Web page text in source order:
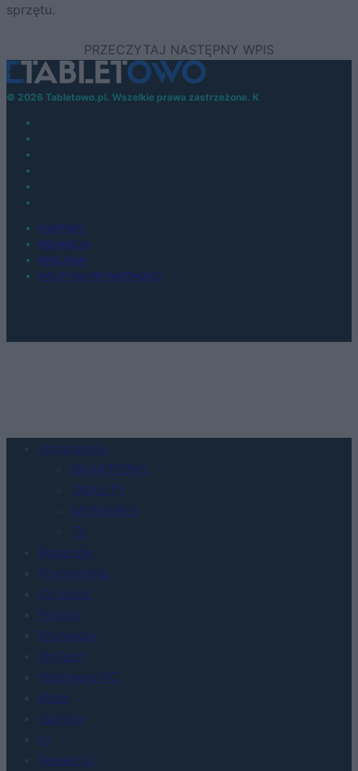
sprzętu.
© 2026 Tabletowo.pl. Wszelkie prawa zastrzeżone. K
KONTAKT
REDAKCJA
REKLAMA
POLITYKA PRYWATNOŚCI
Urządzenia
SMARTFONY
TABLETY
WEARABLE
TV
Recenzje
Porównania
Co kupić
Porady
Promocje
FinTech
Hardware PC
Moto
Gaming
AI
Redakcja